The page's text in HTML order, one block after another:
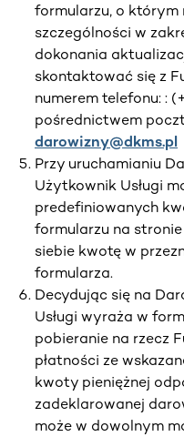
formularzu, o którym
szczególności w
dokonania
skontaktować się z
numerem telefonu: :
pośrednictwem
darowizny@dkms.pl
Przy uruchamianiu
Użytkownik Usługi
predefiniowanych
formularzu na
siebie kwotę w
formularza.
Decydując się na
Usługi wyraża w
pobieranie na rzecz
płatności ze
kwoty pieniężnej
zadeklarowanej
może w dowolnym